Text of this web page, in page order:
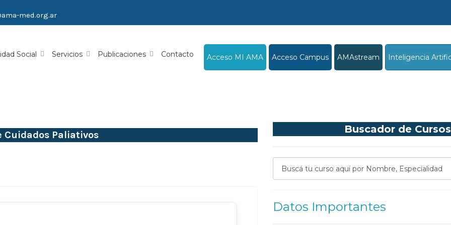
med.org.ar
Social Servicios Publicaciones Contacto Acceso MI AMA Acceso Campus AMAstream Inteligencia
Cuidados Paliativos Buscador de Cursos
Datos Importantes